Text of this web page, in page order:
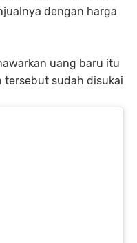
dengan harga
uang baru itu
tersebut sudah disukai